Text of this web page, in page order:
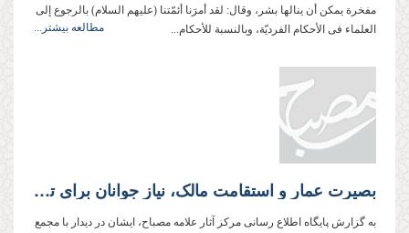
مفخرة یمكن أن ینالها بشر، وقال: لقد أمرَنا أئمّتنا (علیهم السلام) بالرجوع إلى
العلماء فی الأحكام الفردیّة، وبالنسبة للأحكام...
مطالعه بیشتر...
بصیرت عمار و استقامت مالک، نیاز جوانان برای تعالی است
به گزارش پایگاه اطلاع رسانی مرکز آثار علامه مصباح، ایشان در دیدار با مجمع